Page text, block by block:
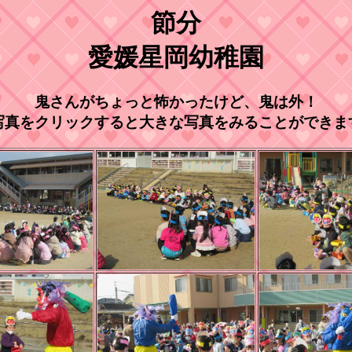
節分
愛媛星岡幼稚園
鬼さんがちょっと怖かったけど、鬼は外！
真をクリックすると大きな写真をみることができま